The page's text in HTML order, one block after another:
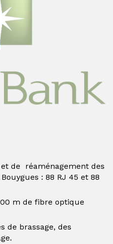
de réaménagement des
: 88 RJ 45 et 88
m de fibre optique
de brassage, des